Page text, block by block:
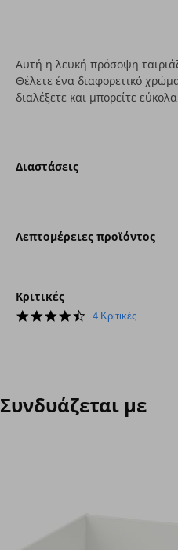
Αυτή η λευκή πρόσοψη
Θέλετε ένα διαφορετικό
διαλέξετε και μπορείτε
Διαστάσεις
Λεπτομέρειες προϊόντος
Κριτικές
4.3
4 Κριτικές
Συνδυάζεται με